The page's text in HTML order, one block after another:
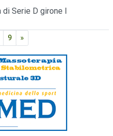
Serie D girone I
9 »